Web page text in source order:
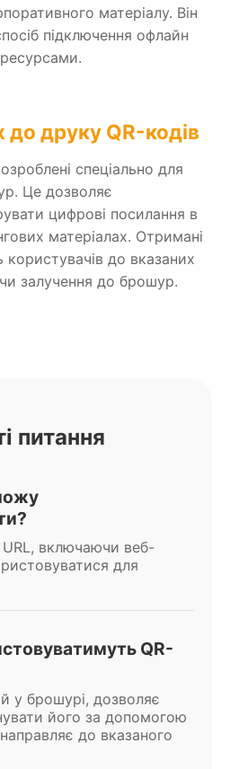
матеріалу. Він
підключення офлайн
до друку QR-кодів
спеціально для
Це дозволяє
цифрові посилання в
матеріалах. Отримані
до вказаних
залучення до брошур.
питання
включаючи веб-
для
QR-
у брошурі, дозволяє
його за допомогою
до вказаного